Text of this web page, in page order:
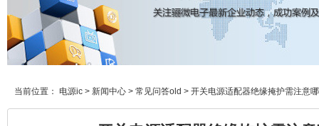
当前位置： 电源ic > 新闻中心 > 常见问答old > 开关电源适配器绝缘掩护需注意